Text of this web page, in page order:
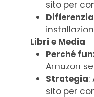
sito per
Libri e Media
Perché
Amazon
Strategia:
sito per